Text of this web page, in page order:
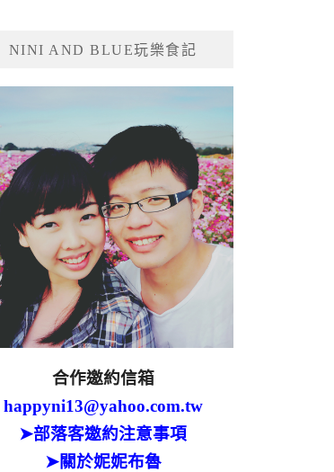
NINI AND BLUE玩樂食記
合作邀約信箱
happyni13@yahoo.com.tw
➤部落客邀約注意事項
➤關於妮妮布魯